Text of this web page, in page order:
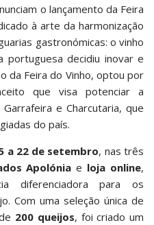
o lançamento da Feira
à arte da harmonização
gastronómicas: o vinho
portuguesa decidiu inovar e
da Feira do Vinho, optou por
que visa potenciar a
e Charcutaria, que
do país.
a 22 de setembro, nas três
Apolónia e loja online,
diferenciadora para os
Com uma seleção única de
200 queijos, foi criado um